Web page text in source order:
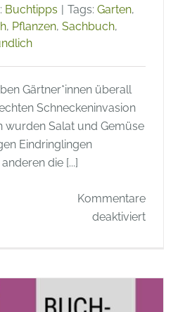
Buchtipps | Tags: Garten,
, Pflanzen, Sachbuch,
Gärtner*innen überall
Schneckeninvasion
wurden Salat und Gemüse
Eindringlingen
die [...]
Kommentare
deaktiviertfür